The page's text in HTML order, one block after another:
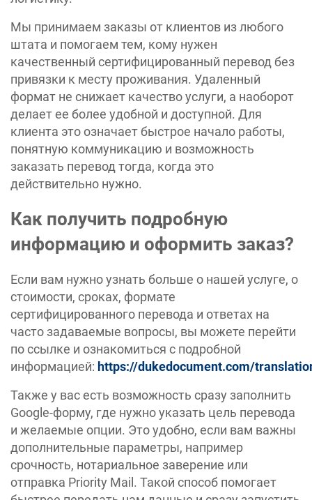
Мы принимаем заказы от клиентов из любого
штата и помогаем тем, кому нужен
качественный сертифицированный перевод без
привязки к месту проживания. Удаленный
формат не снижает качество услуги, а наоборот
делает ее более удобной и доступной. Для
клиента это означает быстрое начало работы,
понятную коммуникацию и возможность
заказать перевод тогда, когда это
действительно нужно.
Как получить подробную
информацию и оформить заказ?
Если вам нужно узнать больше о нашей услуге, о
стоимости, сроках, формате
сертифицированного перевода и ответах на
часто задаваемые вопросы, вы можете перейти
по ссылке и ознакомиться с подробной
информацией: https://dukedocument.com/
Также у вас есть возможность сразу заполнить
Google-форму, где нужно указать цель перевода
и желаемые опции. Это удобно, если вам важны
дополнительные параметры, например
срочность, нотариальное заверение или
отправка Priority Mail. Такой способ помогает